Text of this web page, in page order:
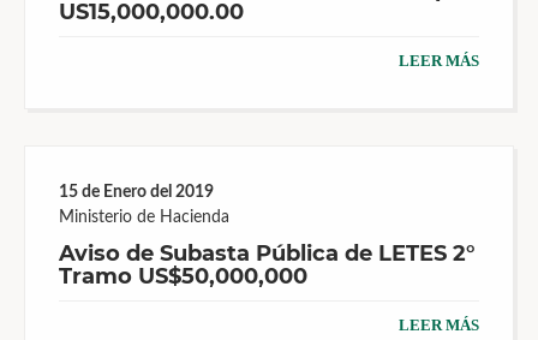
US15,000,000.00
LEER MÁS
15 de Enero del 2019
Ministerio de Hacienda
Aviso de Subasta Pública de LETES 2°
Tramo US$50,000,000
LEER MÁS